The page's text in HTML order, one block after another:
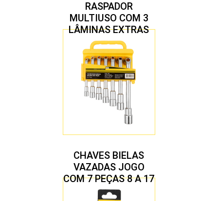
RASPADOR
MULTIUSO COM 3
LÂMINAS EXTRAS
CHAVES BIELAS
VAZADAS JOGO
COM 7 PEÇAS 8 A 17
MM